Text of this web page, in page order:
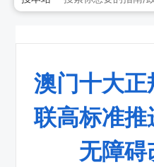
澳门十大
联高标准
无障碍